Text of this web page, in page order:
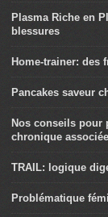
Plasma Riche en
blessures
Home-trainer: des
Pancakes saveur
Nos conseils pour
chronique associée
TRAIL: logique
Problématique